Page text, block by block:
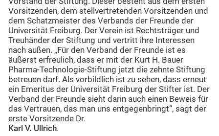
Vorsitzenden, dem stellvertretenden Vorsitzenden und
dem Schatzmeister des Verbands der Freunde der
Universität Freiburg. Der Verein ist Rechtsträger und
Treuhänder der Stiftung und vertritt ihre Interessen
nach außen. „Für den Verband der Freunde ist es
äußerst erfreulich, dass er mit der Kurt H. Bauer
Pharma-Technologie-Stiftung jetzt die zehnte Stiftung
betreuen darf. Als vorbildlich ist zu sehen, dass erneut
ein Emeritus der Universität Freiburg der Stifter ist. Der
Verband der Freunde sieht darin auch einen Beweis für
das Vertrauen, das man uns entgegenbringt“, sagt der
erste Vorsitzende Dr.
Karl V. Ullrich.